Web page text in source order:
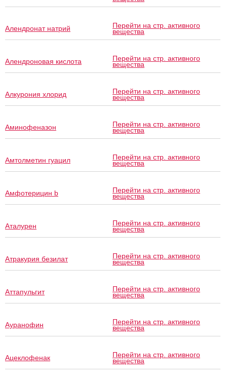
Алендронат натрий Перейти на стр. активного
вещества
Алендроновая кислота Перейти на стр. активного
вещества
Алкурония хлорид Перейти на стр. активного
вещества
Аминофеназон Перейти на стр. активного
вещества
Амтолметин гуацил Перейти на стр. активного
вещества
Амфотерицин b Перейти на стр. активного
вещества
Аталурен Перейти на стр. активного
вещества
Атракурия безилат Перейти на стр. активного
вещества
Аттапульгит Перейти на стр. активного
вещества
Ауранофин Перейти на стр. активного
вещества
Ацеклофенак Перейти на стр. активного
вещества